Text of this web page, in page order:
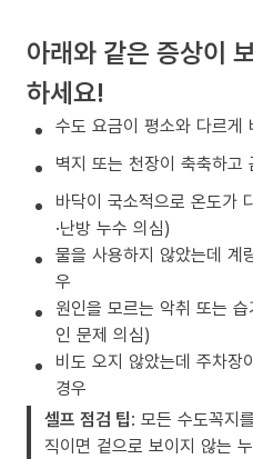
아래와 같은 증상이
하세요!
수도 요금이 평소와 다르게
벽지 또는 천장이 축축하고
바닥이 국소적으로 온도가
·난방 누수 의심)
물을 사용하지 않았는데 계
우
원인을 모르는 악취 또는
인 문제 의심)
비도 오지 않았는데 주차장
경우
셀프 점검 팁: 모든 수도꼭지
직이면 겉으로 보이지 않는